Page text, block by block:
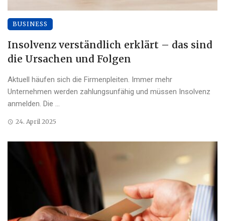
BUSINESS
Insolvenz verständlich erklärt – das sind
die Ursachen und Folgen
Aktuell häufen sich die Firmenpleiten. Immer mehr
Unternehmen werden zahlungsunfähig und müssen Insolvenz
anmelden. Die ...
24. April 2025